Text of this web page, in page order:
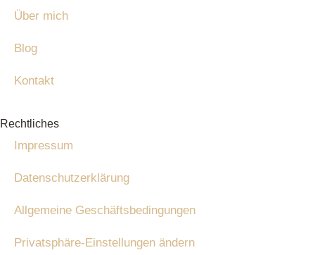
Über mich
Blog
Kontakt
Rechtliches
Impressum
Datenschutzerklärung
Allgemeine Geschäftsbedingungen
Privatsphäre-Einstellungen ändern